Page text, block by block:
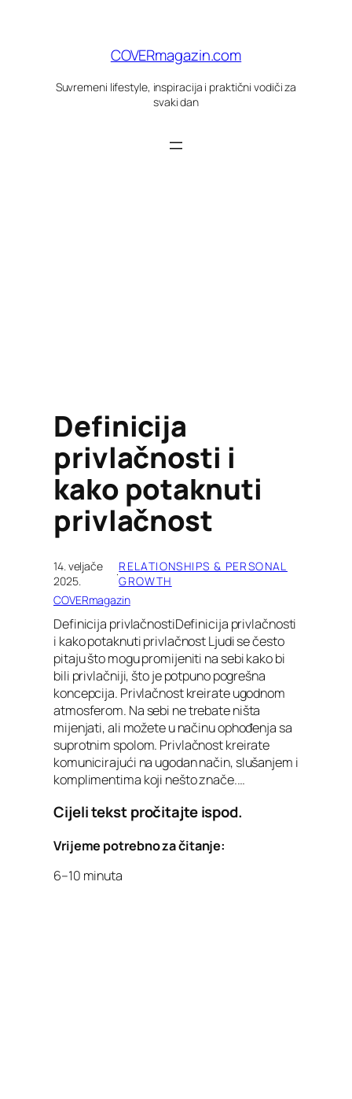
COVERmagazin.com
Suvremeni lifestyle, inspiracija i praktični vodiči za
svaki dan
Definicija
privlačnosti i
kako potaknuti
privlačnost
14. veljače
2025.
·RELATIONSHIPS & PERSONAL
GROWTH
COVERmagazin
Definicija privlačnostiDefinicija privlačnosti
i kako potaknuti privlačnost Ljudi se često
pitaju što mogu promijeniti na sebi kako bi
bili privlačniji, što je potpuno pogrešna
koncepcija. Privlačnost kreirate ugodnom
atmosferom. Na sebi ne trebate ništa
mijenjati, ali možete u načinu ophođenja sa
suprotnim spolom. Privlačnost kreirate
komunicirajući na ugodan način, slušanjem i
komplimentima koji nešto znače.…
Cijeli tekst pročitajte ispod.
Vrijeme potrebno za čitanje:
6–10 minuta